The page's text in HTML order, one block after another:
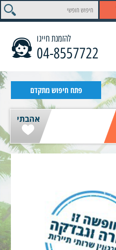
להזמנת חייגו
04-8557722
הצג תוצאות
פתח חיפוש מתקדם
אהבתי